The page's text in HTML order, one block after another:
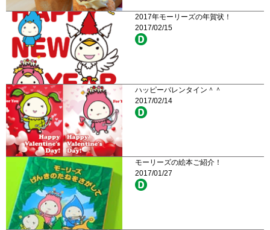
2017年モーリーズの年賀状！
2017/02/15
ハッピーバレンタイン＾＾
2017/02/14
モーリーズの絵本ご紹介！
2017/01/27